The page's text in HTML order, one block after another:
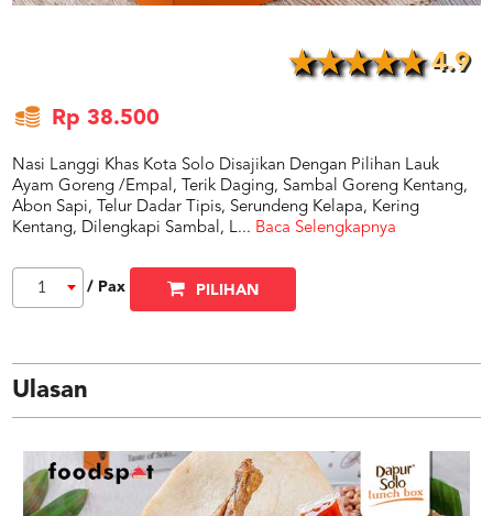
4.9
Rp 38.500
Nasi Langgi Khas Kota Solo Disajikan Dengan Pilihan Lauk
Ayam Goreng /Empal, Terik Daging, Sambal Goreng Kentang,
Abon Sapi, Telur Dadar Tipis, Serundeng Kelapa, Kering
Kentang, Dilengkapi Sambal, L... Baca Selengkapnya
1 / Pax PILIHAN
Ulasan